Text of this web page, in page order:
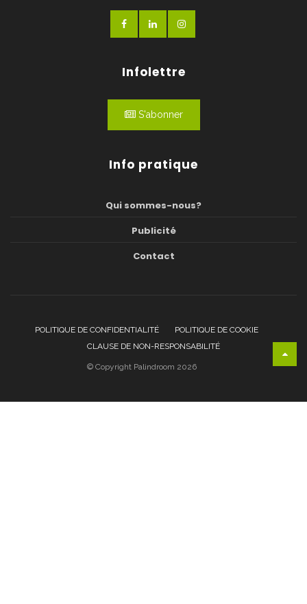
Infolettre
S'abonner
Info pratique
Qui sommes-nous?
Publicité
Contact
POLITIQUE DE CONFIDENTIALITÉ
POLITIQUE DE COOKIE
CLAUSE DE NON-RESPONSABILITÉ
© Copyright Palindroom 2026